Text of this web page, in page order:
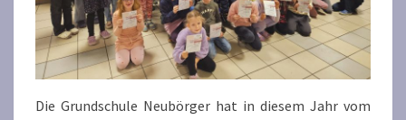
Die Grundschule Neubörger hat in diesem Jahr vom